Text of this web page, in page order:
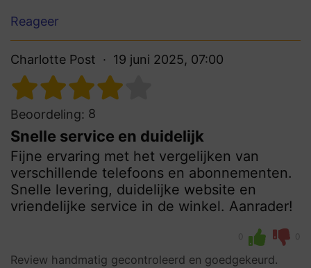
Reageer
Charlotte Post 19 juni 2025, 07:00
Beoordeling: 8
Snelle service en duidelijk
Fijne ervaring met het vergelijken van
verschillende telefoons en abonnementen.
Snelle levering, duidelijke website en
vriendelijke service in de winkel. Aanrader!
0 0
Review handmatig gecontroleerd en goedgekeurd.